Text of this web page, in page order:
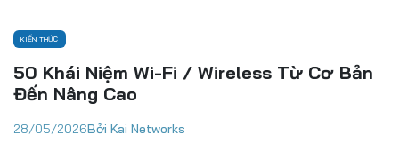
KIẾN THỨC
50 Khái Niệm Wi-Fi / Wireless Từ Cơ Bản
Đến Nâng Cao
28/05/2026Bởi Kai Networks